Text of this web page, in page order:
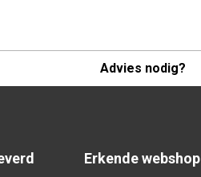
Advies nodig?
Erkende webshop